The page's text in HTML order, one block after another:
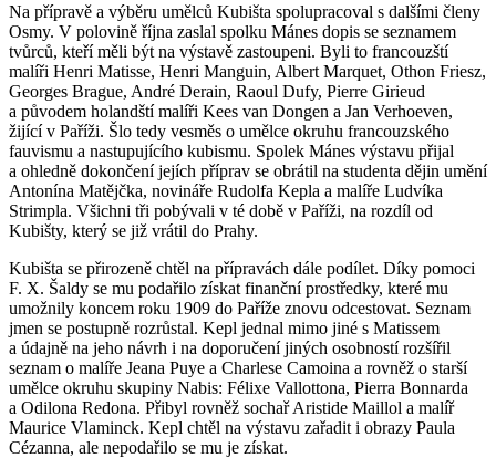
Na přípravě a výběru umělců Kubišta spolupracoval s dalšími členy
Osmy. V polovině října zaslal spolku Mánes dopis se seznamem
tvůrců, kteří měli být na výstavě zastoupeni. Byli to francouzští
malíři Henri Matisse, Henri Manguin, Albert Marquet, Othon Friesz,
Georges Brague, André Derain, Raoul Dufy, Pierre Girieud
a původem holandští malíři Kees van Dongen a Jan Verhoeven,
žijící v Paříži. Šlo tedy vesměs o umělce okruhu francouzského
fauvismu a nastupujícího kubismu. Spolek Mánes výstavu přijal
a ohledně dokončení jejích příprav se obrátil na studenta dějin umění
Antonína Matějčka, novináře Rudolfa Kepla a malíře Ludvíka
Strimpla. Všichni tři pobývali v té době v Paříži, na rozdíl od
Kubišty, který se již vrátil do Prahy.
Kubišta se přirozeně chtěl na přípravách dále podílet. Díky pomoci
F. X. Šaldy se mu podařilo získat finanční prostředky, které mu
umožnily koncem roku 1909 do Paříže znovu odcestovat. Seznam
jmen se postupně rozrůstal. Kepl jednal mimo jiné s Matissem
a údajně na jeho návrh i na doporučení jiných osobností rozšířil
seznam o malíře Jeana Puye a Charlese Camoina a rovněž o starší
umělce okruhu skupiny Nabis: Félixe Vallottona, Pierra Bonnarda
a Odilona Redona. Přibyl rovněž sochař Aristide Maillol a malíř
Maurice Vlaminck. Kepl chtěl na výstavu zařadit i obrazy Paula
Cézanna, ale nepodařilo se mu je získat.